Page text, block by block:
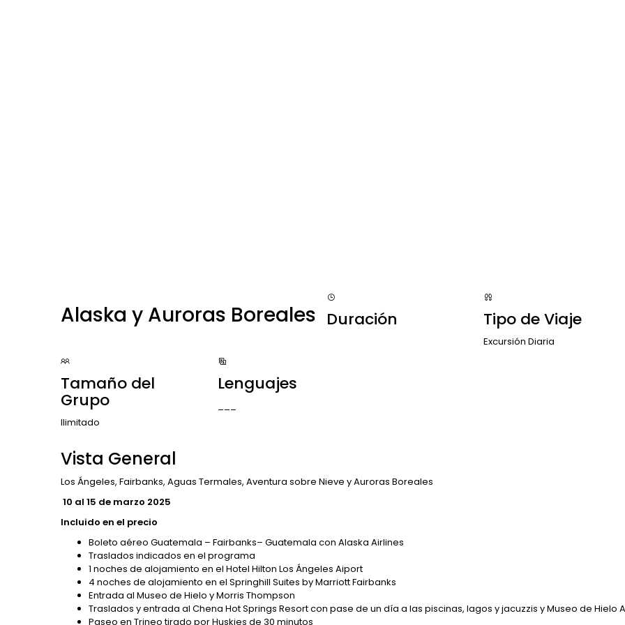
Alaska y Auroras Boreales Duración Tipo de Viaje
Excursión Diaria
Tamaño del
Grupo
Ilimitado
Lenguajes
Vista General
Los Ángeles, Fairbanks, Aguas Termales, Aventura sobre Nieve y Auroras Boreales
10 al 15 de marzo 2025
Incluido en el precio
Boleto aéreo Guatemala – Fairbanks– Guatemala con Alaska Airlines
Traslados indicados en el programa
1 noches de alojamiento en el Hotel Hilton Los Ángeles Aiport
4 noches de alojamiento en el Springhill Suites by Marriott Fairbanks
Entrada al Museo de Hielo y Morris Thompson
Traslados y entrada al Chena Hot Springs Resort con pase de un día a las piscinas, lagos y jacuzzis y Museo de Hielo
Paseo en Trineo tirado por Huskies de 30 minutos